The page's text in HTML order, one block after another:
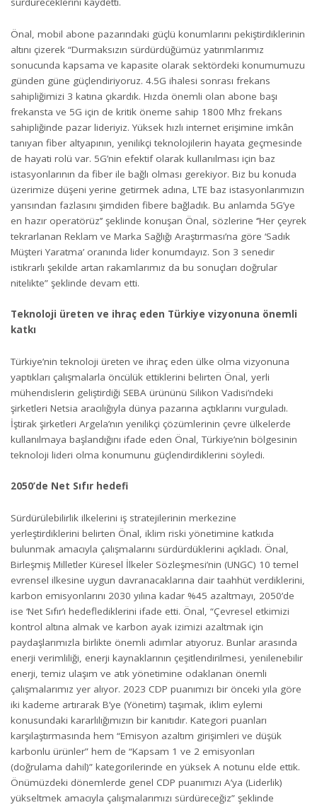
Önal, mobil abone pazarındaki güçlü konumlarını pekiştirdiklerinin
altını çizerek “Durmaksızın sürdürdüğümüz yatırımlarımız
sonucunda kapsama ve kapasite olarak sektördeki konumumuzu
günden güne güçlendiriyoruz. 4.5G ihalesi sonrası frekans
sahipliğimizi 3 katına çıkardık. Hızda önemli olan abone başı
frekansta ve 5G için de kritik öneme sahip 1800 Mhz frekans
sahipliğinde pazar lideriyiz. Yüksek hızlı internet erişimine imkân
tanıyan fiber altyapının, yenilikçi teknolojilerin hayata geçmesinde
de hayati rolü var. 5G’nin efektif olarak kullanılması için baz
istasyonlarının da fiber ile bağlı olması gerekiyor. Biz bu konuda
üzerimize düşeni yerine getirmek adına, LTE baz istasyonlarımızın
yarısından fazlasını şimdiden fibere bağladık. Bu anlamda 5G’ye
en hazır operatörüz’’ şeklinde konuşan Önal, sözlerine ‘’Her çeyrek
tekrarlanan Reklam ve Marka Sağlığı Araştırması’na göre ‘Sadık
Müşteri Yaratma’ oranında lider konumdayız. Son 3 senedir
istikrarlı şekilde artan rakamlarımız da bu sonuçları doğrular
nitelikte” şeklinde devam etti.
Teknoloji üreten ve ihraç eden Türkiye vizyonuna önemli
katkı
Türkiye’nin teknoloji üreten ve ihraç eden ülke olma vizyonuna
yaptıkları çalışmalarla öncülük ettiklerini belirten Önal, yerli
mühendislerin geliştirdiği SEBA ürününü Silikon Vadisi’ndeki
şirketleri Netsia aracılığıyla dünya pazarına açtıklarını vurguladı.
İştirak şirketleri Argela’nın yenilikçi çözümlerinin çevre ülkelerde
kullanılmaya başlandığını ifade eden Önal, Türkiye’nin bölgesinin
teknoloji lideri olma konumunu güçlendirdiklerini söyledi.
2050’de Net Sıfır hedefi
Sürdürülebilirlik ilkelerini iş stratejilerinin merkezine
yerleştirdiklerini belirten Önal, iklim riski yönetimine katkıda
bulunmak amacıyla çalışmalarını sürdürdüklerini açıkladı. Önal,
Birleşmiş Milletler Küresel İlkeler Sözleşmesi’nin (UNGC) 10 temel
evrensel ilkesine uygun davranacaklarına dair taahhüt verdiklerini,
karbon emisyonlarını 2030 yılına kadar %45 azaltmayı, 2050’de
ise ‘Net Sıfır’ı hedeflediklerini ifade etti. Önal, “Çevresel etkimizi
kontrol altına almak ve karbon ayak izimizi azaltmak için
paydaşlarımızla birlikte önemli adımlar atıyoruz. Bunlar arasında
enerji verimliliği, enerji kaynaklarının çeşitlendirilmesi, yenilenebilir
enerji, temiz ulaşım ve atık yönetimine odaklanan önemli
çalışmalarımız yer alıyor. 2023 CDP puanımızı bir önceki yıla göre
iki kademe artırarak B’ye (Yönetim) taşımak, iklim eylemi
konusundaki kararlılığımızın bir kanıtıdır. Kategori puanları
karşılaştırmasında hem “Emisyon azaltım girişimleri ve düşük
karbonlu ürünler” hem de “Kapsam 1 ve 2 emisyonları
(doğrulama dahil)” kategorilerinde en yüksek A notunu elde ettik.
Önümüzdeki dönemlerde genel CDP puanımızı A’ya (Liderlik)
yükseltmek amacıyla çalışmalarımızı sürdüreceğiz” şeklinde